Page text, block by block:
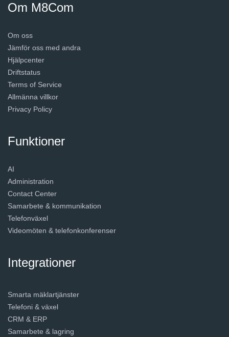
Om M8Com
Om oss
Jämför oss med andra
Hjälpcenter
Driftstatus
Terms of Service
Allmänna villkor
Privacy Policy
Funktioner
AI
Administration
Contact Center
Samarbete & kommunikation
Telefonväxel
Videomöten & telefonkonferenser
Integrationer
Smarta mäklartjänster
Telefoni & växel
CRM & ERP
Samarbete & lagring